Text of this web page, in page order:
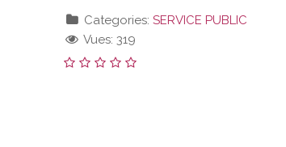
Categories: SERVICE PUBLIC
Vues: 319